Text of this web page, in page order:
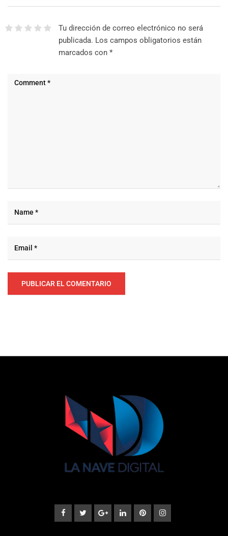
Tu dirección de correo electrónico no será
publicada. Los campos obligatorios están
marcados con *